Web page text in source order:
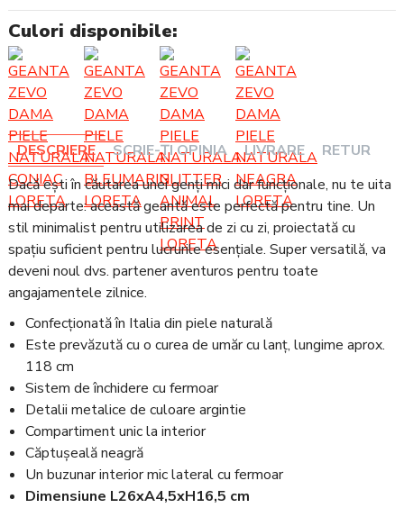
Culori disponibile:
DESCRIERE SCRIE-ȚI OPINIA LIVRARE
RETUR
Dacă ești în căutarea unei genți mici dar funcționale, nu te uita
mai departe: această geantă este perfectă pentru tine. Un
stil minimalist pentru utilizarea de zi cu zi, proiectată cu
spațiu suficient pentru lucrurile esențiale. Super versatilă, va
deveni noul dvs. partener aventuros pentru toate
angajamentele zilnice.
Confecționată în Italia din piele naturală
Este prevăzută cu o curea de umăr cu lanț, lungime aprox.
118 cm
Sistem de închidere cu fermoar
Detalii metalice de culoare argintie
Compartiment unic la interior
Căptușeală neagră
Un buzunar interior mic lateral cu fermoar
Dimensiune L26xA4,5xH16,5 cm